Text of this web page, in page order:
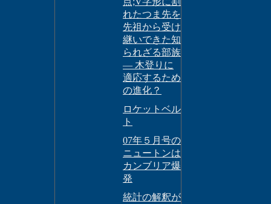
れたつま先を
先祖から受け
継いできた知
られざる部族
― 木登りに
適応するため
の進化？
ロケットベル
ト
07年５月号の
ニュートンは
カンブリア爆
発
統計の解釈が